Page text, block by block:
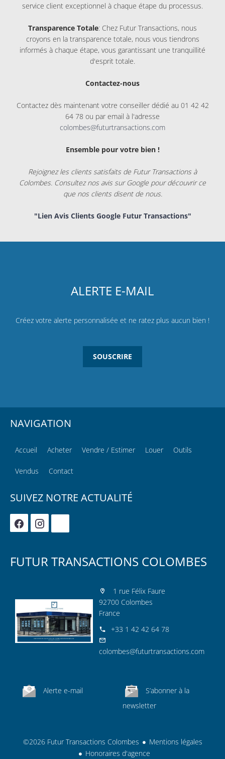
service client exceptionnel à chaque étape du processus.
Transparence Totale: Chez Futur Transactions, nous
croyons en la transparence totale, nous vous tiendrons
informés à chaque étape, vous garantissant une tranquillité
d'esprit totale.
Contactez-nous
Contactez dès maintenant votre conseiller dédié au 01 42 42
64 78 ou par email à l'adresse
colombes@futurtransactions.com
Ensemble pour votre bien !
Rejoignez les clients satisfaits de Futur Transactions à
Colombes. Consultez nos avis sur Google pour découvrir ce
que nos clients disent de nous.
"Lien Avis Clients Google Futur Transactions"
ALERTE E-MAIL
Créez votre alerte personnalisée et ne ratez plus aucun bien !
SOUSCRIRE
NAVIGATION
Accueil Acheter Vendre / Estimer Louer Outils
Vendus Contact
SUIVEZ NOTRE ACTUALITÉ
FUTUR TRANSACTIONS COLOMBES
1 rue Félix Faure
92700 Colombes
France
+33 1 42 42 64 78
colombes@futurtransactions.com
Alerte e-mail
S’abonner à la
newsletter
©2026 Futur Transactions Colombes
Mentions légales
Honoraires d'agence